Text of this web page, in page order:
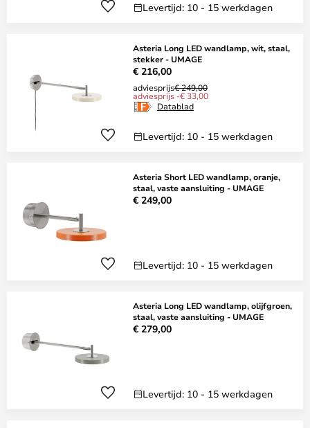
Levertijd: 10 - 15 werkdagen
Asteria Long LED wandlamp, wit, staal,
stekker - UMAGE
€ 216,00
adviesprijs€ 249,00
adviesprijs -€ 33,00
Datablad
Levertijd: 10 - 15 werkdagen
Asteria Short LED wandlamp, oranje,
staal, vaste aansluiting - UMAGE
€ 249,00
Levertijd: 10 - 15 werkdagen
Asteria Long LED wandlamp, olijfgroen,
staal, vaste aansluiting - UMAGE
€ 279,00
Levertijd: 10 - 15 werkdagen